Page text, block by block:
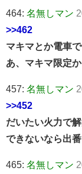
464: 名無しマン
>>462
マキマとか電車
あ、マキマ限定か
457: 名無しマン
>>452
だいたい火力で
できないなら出
465: 名無しマン